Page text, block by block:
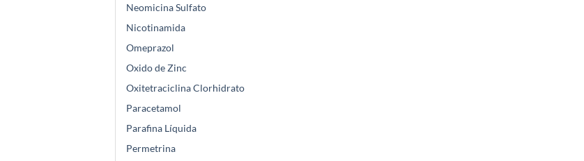
Neomicina Sulfato
Nicotinamida
Omeprazol
Oxido de Zinc
Oxitetraciclina Clorhidrato
Paracetamol
Parafina Líquida
Permetrina